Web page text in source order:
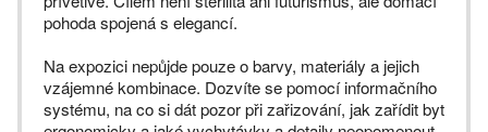
pohoda spojená s elegancí.
Na expozici nepůjde pouze o barvy, materiály a jejich
vzájemné kombinace. Dozvíte se pomocí informačního
systému, na co si dát pozor při zařizování, jak zařídit byt